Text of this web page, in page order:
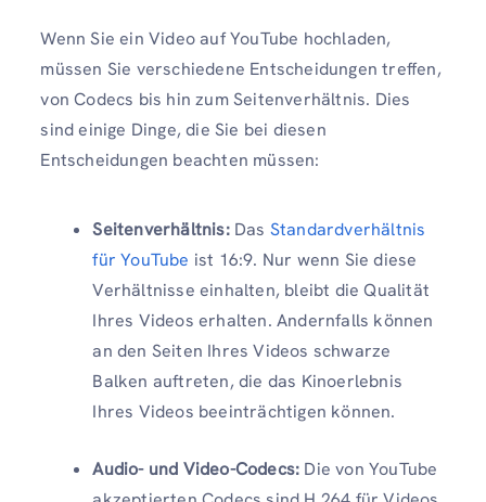
Wenn Sie ein Video auf YouTube hochladen,
müssen Sie verschiedene Entscheidungen treffen,
von Codecs bis hin zum Seitenverhältnis. Dies
sind einige Dinge, die Sie bei diesen
Entscheidungen beachten müssen:
Seitenverhältnis:Das Standardverhältnis
für YouTube ist 16:9. Nur wenn Sie diese
Verhältnisse einhalten, bleibt die Qualität
Ihres Videos erhalten. Andernfalls können
an den Seiten Ihres Videos schwarze
Balken auftreten, die das Kinoerlebnis
Ihres Videos beeinträchtigen können.
Audio- und Video-Codecs: Die von YouTube